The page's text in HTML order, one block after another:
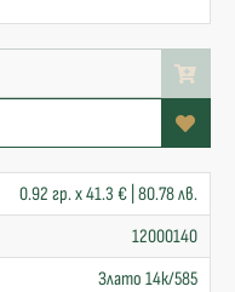
0.92 гр. x 41.3 € | 80.78 лв.
12000140
Злато 14к/585